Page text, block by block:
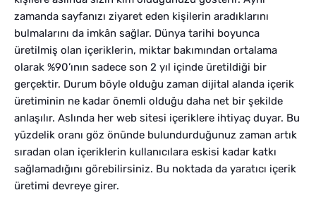
zamanda sayfanızı ziyaret eden kişilerin aradıklarını
bulmalarını da imkân sağlar. Dünya tarihi boyunca
üretilmiş olan içeriklerin, miktar bakımından ortalama
olarak %90’ının sadece son 2 yıl içinde üretildiği bir
gerçektir. Durum böyle olduğu zaman dijital alanda içerik
üretiminin ne kadar önemli olduğu daha net bir şekilde
anlaşılır. Aslında her web sitesi içeriklere ihtiyaç duyar. Bu
yüzdelik oranı göz önünde bulundurduğunuz zaman artık
sıradan olan içeriklerin kullanıcılara eskisi kadar katkı
sağlamadığını görebilirsiniz. Bu noktada da yaratıcı içerik
üretimi devreye girer.